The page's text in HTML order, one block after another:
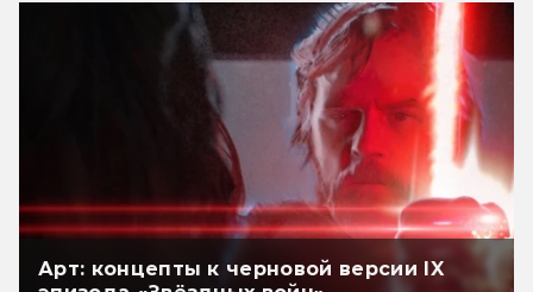
Арт: концепты к черновой версии IX